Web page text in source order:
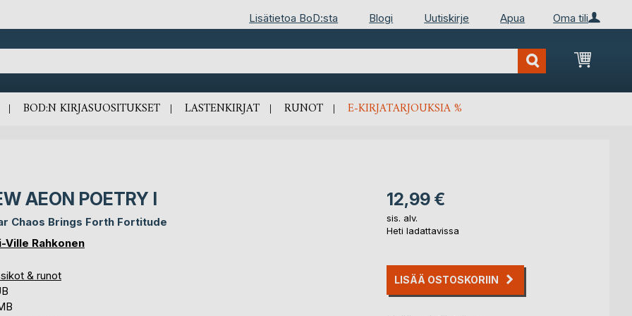
Oma tili
Lisätietoa BoD:sta Blogi Uutiskirje Apua
BOD:N KIRJASUOSITUKSET LASTENKIRJAT RUNOT E-KIRJATARJOUKSIA %
AEON POETRY I
Chaos Brings Forth Fortitude
Ville Rahkonen
& runot
12,99 €
sis. alv.
Heti ladattavissa
LISÄÄ OSTOSKORIIN